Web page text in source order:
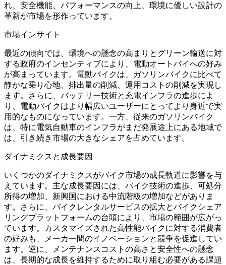
れ、安全機能、パフォーマンスの向上、環境に優しい設計の
革新が市場を形作っています。
市場インサイト
最近の傾向では、環境への懸念の高まりとグリーン輸送に対
する政府のインセンティブにより、電動オートバイへの好み
が高まっています。電動バイクは、ガソリンバイクに比べて
静かな乗り心地、排出量の削減、運用コストの削減を実現し
ます。さらに、バッテリー技術と充電インフラの進歩によ
り、電動バイクはより幅広いユーザーにとってより身近で実
用的なものになっています。一方、従来のガソリンバイク
は、特に電気自動車のインフラがまだ発展途上にある地域で
は、引き続き市場の大きなシェアを占めています。
ダイナミクスと成長要因
いくつかのダイナミクスがバイク市場の成長軌道に影響を与
えています。主な成長要因には、バイク技術の進歩、可処分
所得の増加、新興国における中流階級の増加などがありま
す。さらに、バイクレンタルサービスの拡大とバイクシェア
リングプラットフォームの台頭により、市場の範囲が広がっ
ています。カスタマイズされた高性能バイクに対する消費者
の好みも、メーカー間のイノベーションと競争を促進してい
ます。逆に、メンテナンスコストの高さと安全性への懸念
は、長期的な成長を維持するために取り組む必要がある課題